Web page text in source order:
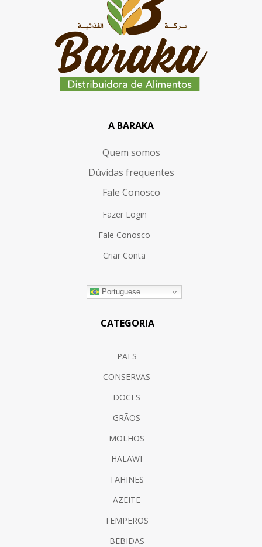
A BARAKA
Quem somos
Dúvidas frequentes
Fale Conosco
Fazer Login
Fale Conosco
Criar Conta
Portuguese
CATEGORIA
PÃES
CONSERVAS
DOCES
GRÃOS
MOLHOS
HALAWI
TAHINES
AZEITE
TEMPEROS
BEBIDAS